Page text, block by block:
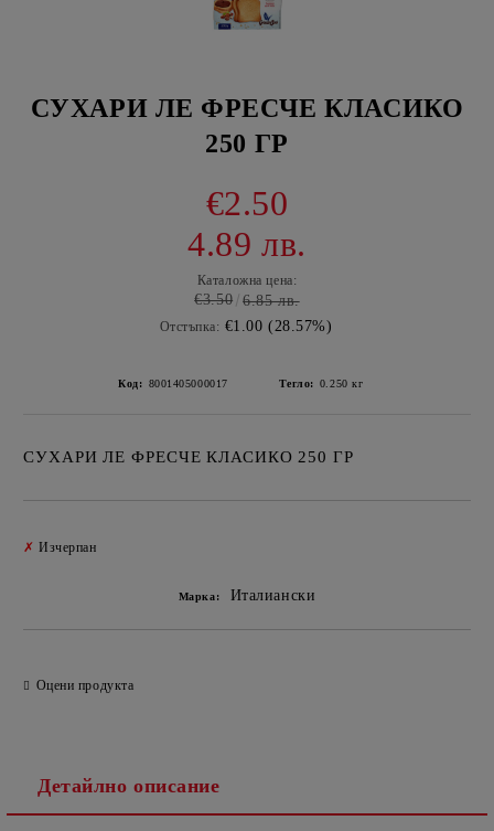
СУХАРИ ЛЕ ФРЕСЧЕ КЛАСИКО
250 ГР
€2.50
4.89 лв.
Каталожна цена:
€3.50 6.85 лв.
Отстъпка: €1.00 (28.57%)
Код: 8001405000017 Тегло: 0.250 кг
СУХАРИ ЛЕ ФРЕСЧЕ КЛАСИКО 250 ГР
✗ Изчерпан
Марка: Италиански
Оцени продукта
Детайлно описание